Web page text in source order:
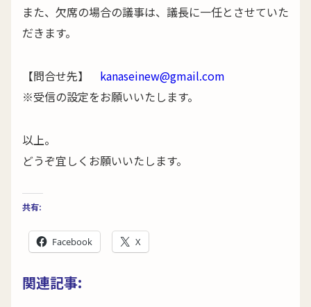
また、欠席の場合の議事は、議長に一任とさせていた
だきます。
【問合せ先】 kanaseinew@gmail.com
※受信の設定をお願いいたします。
以上。
どうぞ宜しくお願いいたします。
共有:
Facebook X
関連記事: